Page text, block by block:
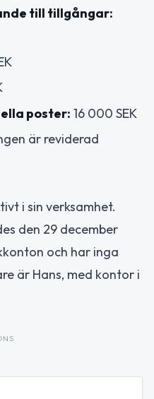
till tillgångar:
poster: 16 000 SEK
är reviderad
i sin verksamhet.
den 29 december
och har inga
är Hans, med kontor i